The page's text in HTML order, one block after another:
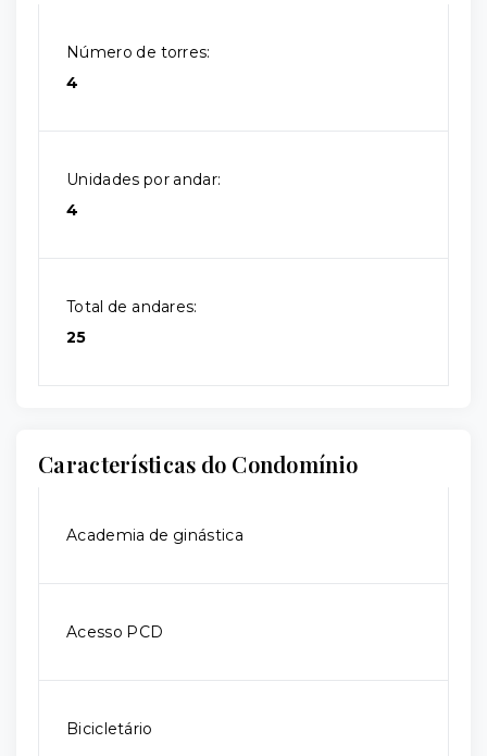
Número de torres:
4
Unidades por andar:
4
Total de andares:
25
Características do Condomínio
Academia de ginástica
Acesso PCD
Bicicletário